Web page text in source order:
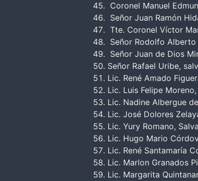
Coronel Manuel
Señor Juan Ramón
Tte. Coronel Víctor
Señor Rodolfo
Señor Juan de Dios
Señor Rafael Uribe,
Lic. René Amado
Lic. Luis Felipe
Lic. Nadine Albergue
Lic. José Dolores
Lic. Yury Romano,
Lic. Hugo Mario
Lic. René Santamaría
Lic. Marlon Granados
Lic. Margarita